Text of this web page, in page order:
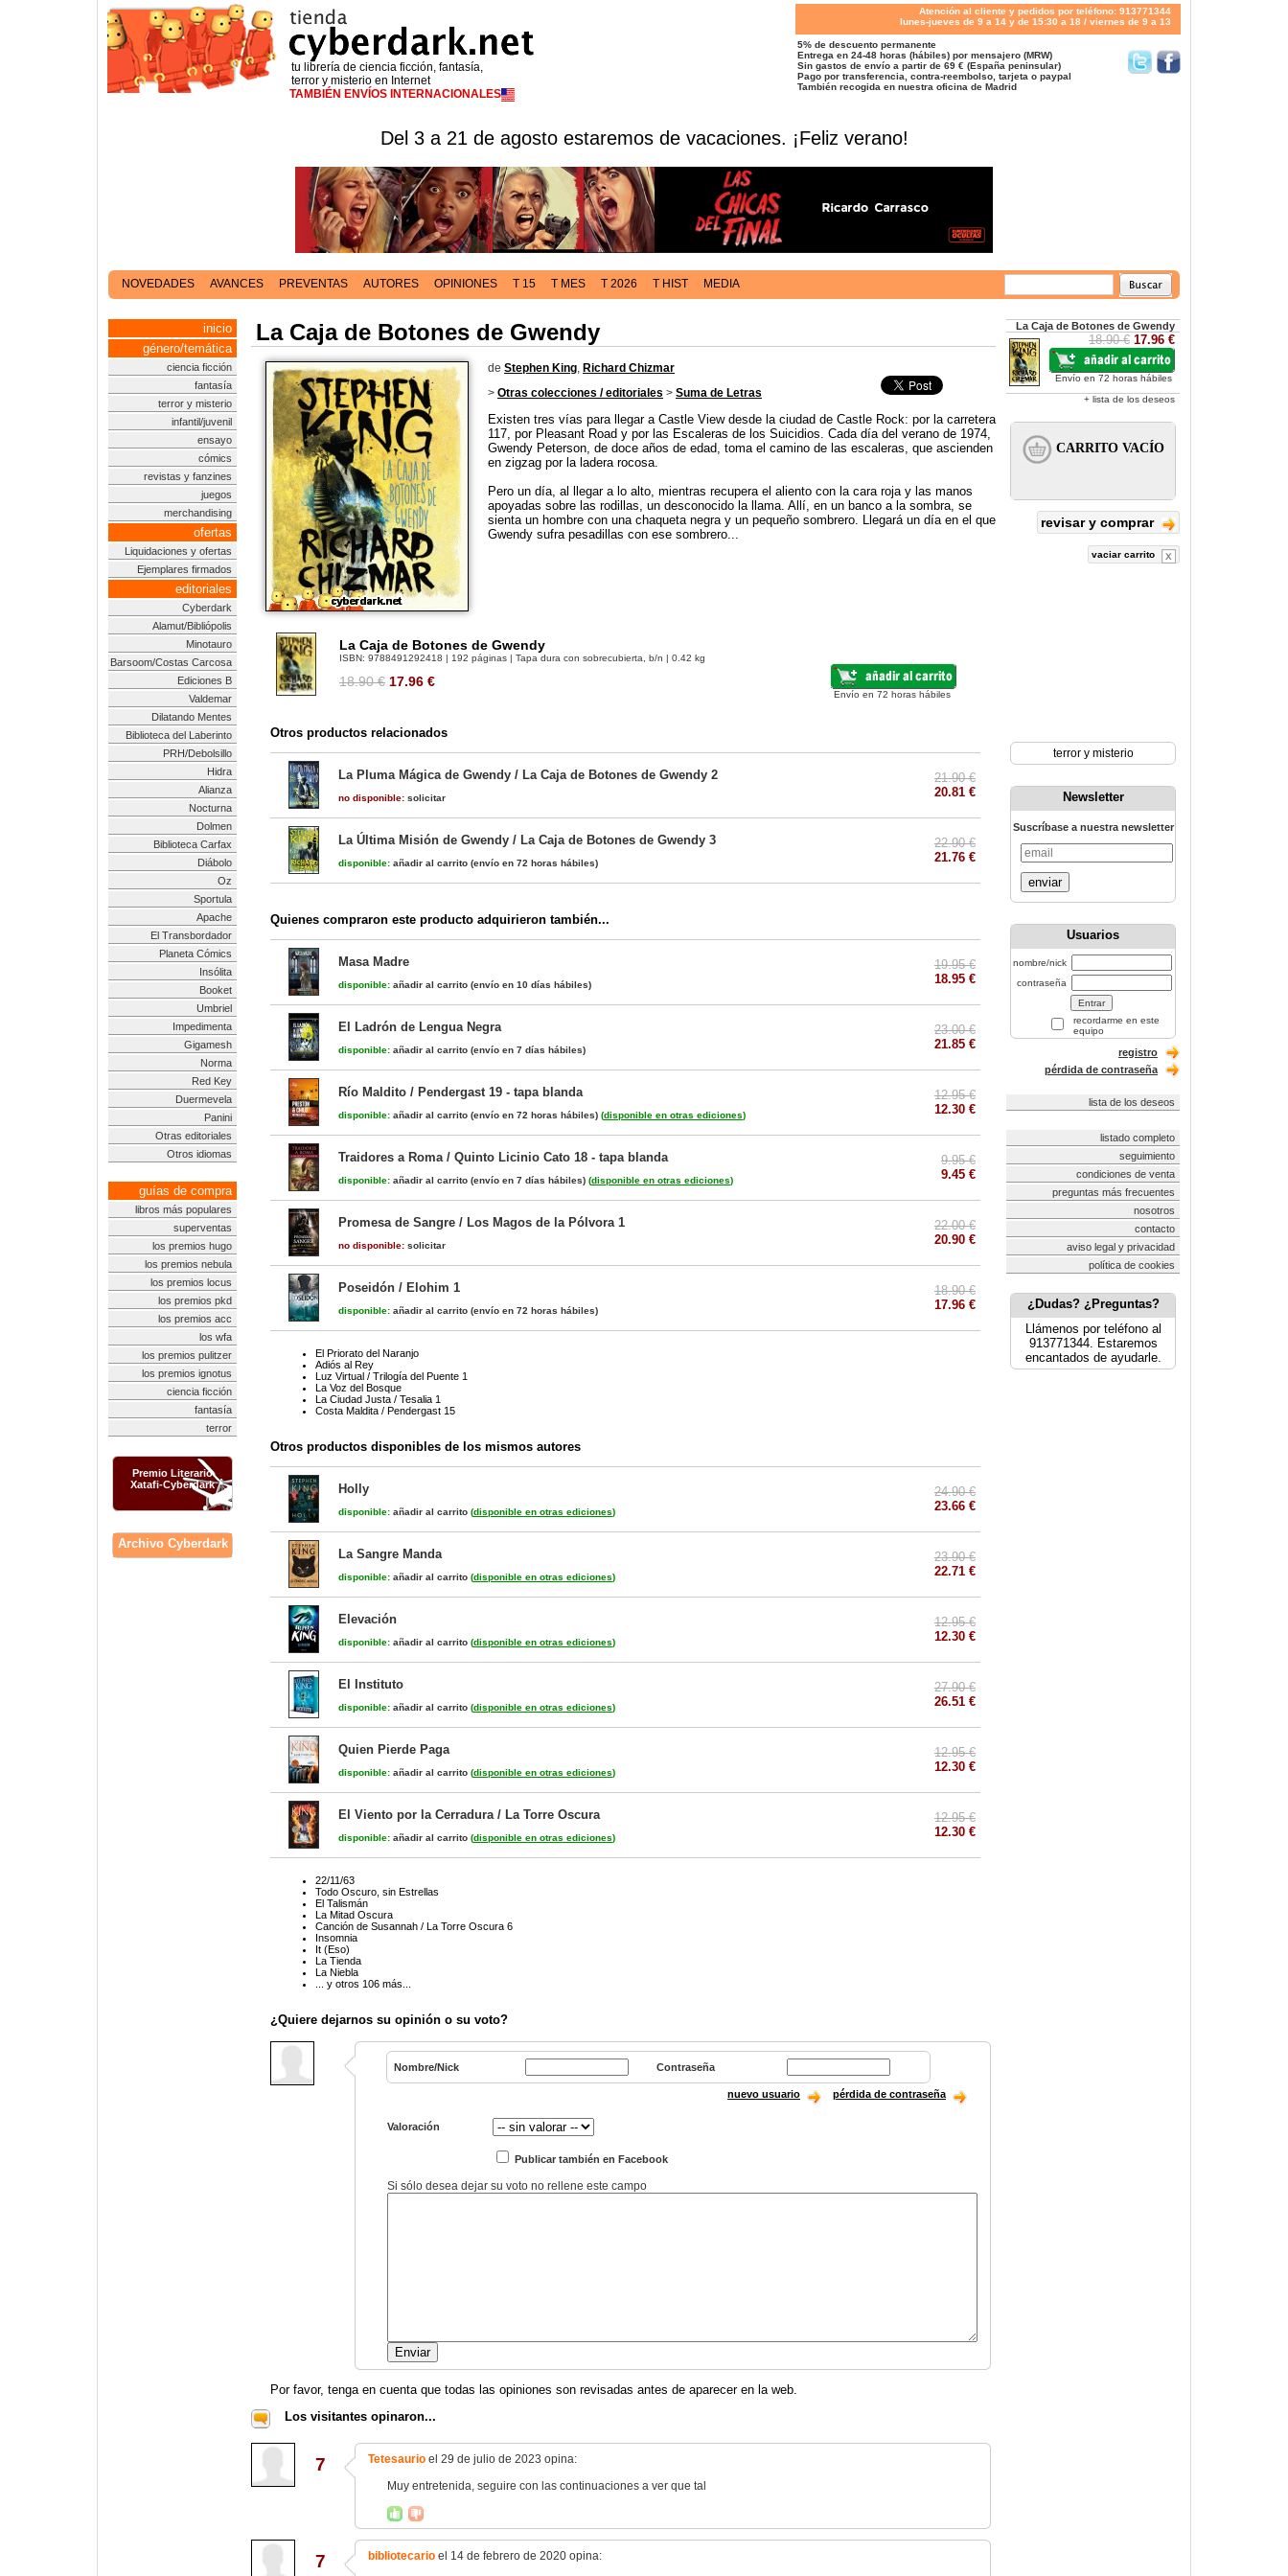
tu librería de ciencia ficción, fantasía,
terror y misterio en Internet
TAMBIÉN ENVÍOS INTERNACIONALES
Atención al cliente y pedidos por teléfono: 913771344
lunes-jueves de 9 a 14 y de 15:30 a 18 / viernes de 9 a 13
5% de descuento permanente
Entrega en 24-48 horas (hábiles) por mensajero (MRW)
Sin gastos de envío a partir de 69 € (España peninsular)
Pago por transferencia, contra-reembolso, tarjeta o paypal
También recogida en nuestra oficina de Madrid
Del 3 a 21 de agosto estaremos de vacaciones. ¡Feliz verano!
NOVEDADES AVANCES PREVENTAS AUTORES OPINIONES T 15 T MES T 2026 T HIST MEDIA
inicio
género/temática
ciencia ficción
fantasía
terror y misterio
infantil/juvenil
ensayo
cómics
revistas y fanzines
juegos
merchandising
ofertas
Liquidaciones y ofertas
Ejemplares firmados
editoriales
Cyberdark
Alamut/Bibliópolis
Minotauro
Barsoom/Costas Carcosa
Ediciones B
Valdemar
Dilatando Mentes
Biblioteca del Laberinto
PRH/Debolsillo
Hidra
Alianza
Nocturna
Dolmen
Biblioteca Carfax
Diábolo
Oz
Sportula
Apache
El Transbordador
Planeta Cómics
Insólita
Booket
Umbriel
Impedimenta
Gigamesh
Norma
Red Key
Duermevela
Panini
Otras editoriales
Otros idiomas
guías de compra
libros más populares
superventas
los premios hugo
los premios nebula
los premios locus
los premios pkd
los premios acc
los wfa
los premios pulitzer
los premios ignotus
ciencia ficción
fantasía
terror
Premio Literario
Xatafi-Cyberdark
Archivo Cyberdark
La Caja de Botones de Gwendy
de Stephen King, Richard Chizmar
> Otras colecciones / editoriales > Suma de Letras
Existen tres vías para llegar a Castle View desde la ciudad de Castle Rock: por la carretera
117, por Pleasant Road y por las Escaleras de los Suicidios. Cada día del verano de 1974,
Gwendy Peterson, de doce años de edad, toma el camino de las escaleras, que ascienden
en zigzag por la ladera rocosa.
Pero un día, al llegar a lo alto, mientras recupera el aliento con la cara roja y las manos
apoyadas sobre las rodillas, un desconocido la llama. Allí, en un banco a la sombra, se
sienta un hombre con una chaqueta negra y un pequeño sombrero. Llegará un día en el que
Gwendy sufra pesadillas con ese sombrero...
La Caja de Botones de Gwendy
ISBN: 9788491292418 | 192 páginas | Tapa dura con sobrecubierta, b/n | 0.42 kg
18.90 € 17.96 €
Envío en 72 horas hábiles
Otros productos relacionados
La Pluma Mágica de Gwendy / La Caja de Botones de Gwendy 2
no disponible: solicitar
21.90 €
20.81 €
La Última Misión de Gwendy / La Caja de Botones de Gwendy 3
disponible: añadir al carrito (envío en 72 horas hábiles)
22.90 €
21.76 €
Quienes compraron este producto adquirieron también...
Masa Madre
disponible: añadir al carrito (envío en 10 días hábiles)
19.95 €
18.95 €
El Ladrón de Lengua Negra
disponible: añadir al carrito (envío en 7 días hábiles)
23.00 €
21.85 €
Río Maldito / Pendergast 19 - tapa blanda
disponible: añadir al carrito (envío en 72 horas hábiles) (disponible en otras ediciones)
12.95 €
12.30 €
Traidores a Roma / Quinto Licinio Cato 18 - tapa blanda
disponible: añadir al carrito (envío en 7 días hábiles) (disponible en otras ediciones)
9.95 €
9.45 €
Promesa de Sangre / Los Magos de la Pólvora 1
no disponible: solicitar
22.00 €
20.90 €
Poseidón / Elohim 1
disponible: añadir al carrito (envío en 72 horas hábiles)
18.90 €
17.96 €
El Priorato del Naranjo
Adiós al Rey
Luz Virtual / Trilogía del Puente 1
La Voz del Bosque
La Ciudad Justa / Tesalia 1
Costa Maldita / Pendergast 15
Otros productos disponibles de los mismos autores
Holly
disponible: añadir al carrito (disponible en otras ediciones)
24.90 €
23.66 €
La Sangre Manda
disponible: añadir al carrito (disponible en otras ediciones)
23.90 €
22.71 €
Elevación
disponible: añadir al carrito (disponible en otras ediciones)
12.95 €
12.30 €
El Instituto
disponible: añadir al carrito (disponible en otras ediciones)
27.90 €
26.51 €
Quien Pierde Paga
disponible: añadir al carrito (disponible en otras ediciones)
12.95 €
12.30 €
El Viento por la Cerradura / La Torre Oscura
disponible: añadir al carrito (disponible en otras ediciones)
12.95 €
12.30 €
22/11/63
Todo Oscuro, sin Estrellas
El Talismán
La Mitad Oscura
Canción de Susannah / La Torre Oscura 6
Insomnia
It (Eso)
La Tienda
La Niebla
... y otros 106 más...
¿Quiere dejarnos su opinión o su voto?
Nombre/Nick Contraseña
nuevo usuario pérdida de contraseña
Valoración
Publicar también en Facebook
Si sólo desea dejar su voto no rellene este campo
Por favor, tenga en cuenta que todas las opiniones son revisadas antes de aparecer en la web.
Los visitantes opinaron...
7 Tetesaurio el 29 de julio de 2023 opina:
Muy entretenida, seguire con las continuaciones a ver que tal
7 bibliotecario el 14 de febrero de 2020 opina:
La Caja de Botones de Gwendy
18.90 € 17.96 €
Envío en 72 horas hábiles
+ lista de los deseos
revisar y comprar
vaciar carrito
terror y misterio
Newsletter
Suscríbase a nuestra newsletter
enviar
Usuarios
nombre/nick
contraseña
recordarme en este
equipo
registro
pérdida de contraseña
lista de los deseos
listado completo
seguimiento
condiciones de venta
preguntas más frecuentes
nosotros
contacto
aviso legal y privacidad
política de cookies
¿Dudas? ¿Preguntas?
Llámenos por teléfono al
913771344. Estaremos
encantados de ayudarle.